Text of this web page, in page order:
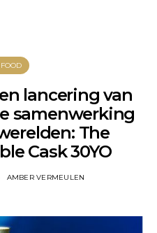
lancering van
samenwerking
The
Cask 30YO
AMBER VERMEULEN